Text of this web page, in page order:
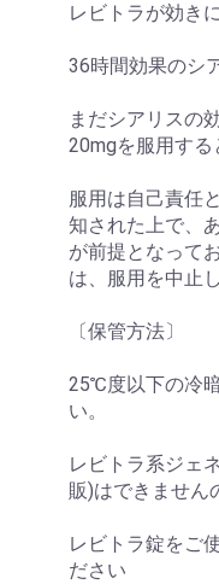
レビトラが効き
36時間効果のシ
まだシアリスの
20mgを服用する
服用は自己責任
知された上で、
が前提となって
は、服用を中止
〔保管方法〕
25℃度以下の冷
い。
レビトラ系ジェ
販)はできません
レビトラ錠をご
ださい